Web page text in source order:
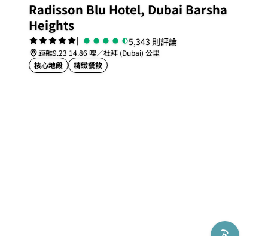
Radisson Blu Hotel, Dubai Barsha
Heights
| 5,343 則評論
距離9.23 14.86 哩／杜拜 (Dubai) 公里
核心地段
精緻餐飲